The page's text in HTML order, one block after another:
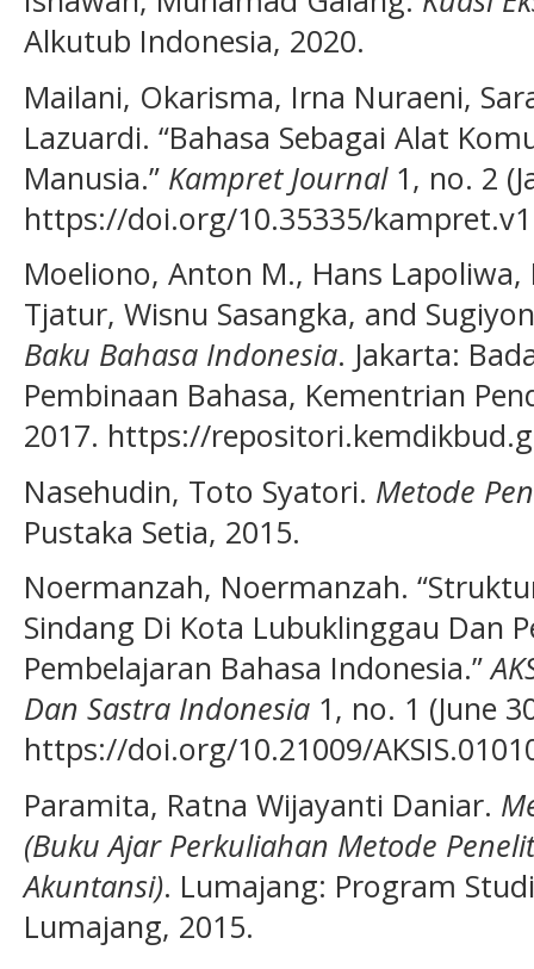
Alkutub Indonesia, 2020.
Mailani, Okarisma, Irna Nuraeni,
Lazuardi. “Bahasa Sebagai Alat
Manusia.” Kampret Journal1, no. 2
https://doi.org/10.35335/
Moeliono, Anton M., Hans Lapoliwa,
Tjatur, Wisnu Sasangka, and
Baku Bahasa Indonesia. Jakarta:
Pembinaan Bahasa, Kementrian
2017. https://
Nasehudin, Toto Syatori. Metode
Pustaka Setia, 2015.
Noermanzah, Noermanzah.
Sindang Di Kota Lubuklinggau Dan
Pembelajaran Bahasa Indonesia.”
Dan Sastra Indonesia 1, no. 1 (June
https://doi.org/10.21009/
Paramita, Ratna Wijayanti Daniar.
(Buku Ajar Perkuliahan Metode
Akuntansi). Lumajang: Program
Lumajang, 2015.